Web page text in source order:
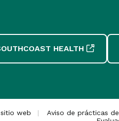
HEALTH
web Aviso de prácticas